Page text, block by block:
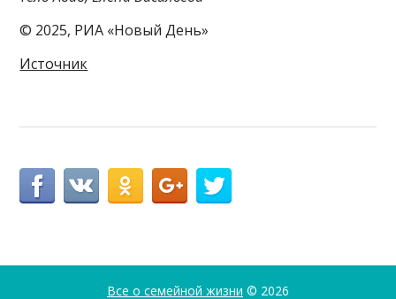
© 2025, РИА «Новый День»
Источник
Все о семейной жизни © 2026